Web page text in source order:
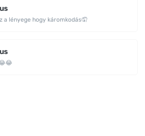
a lényege hogy káromkodás🤦